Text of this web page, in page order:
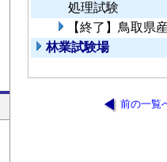
処理試験
【終了】鳥取県
林業試験場
前の一覧